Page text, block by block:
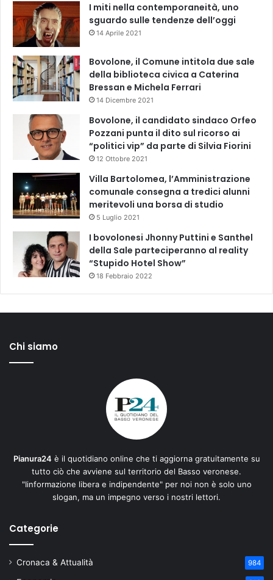
I miti nella contemporaneità, uno
sguardo sulle tendenze dell’oggi
14 Aprile 2021
Bovolone, il Comune intitola due sale
della biblioteca civica a Caterina
Bressan e Michela Ferrari
14 Dicembre 2021
Bovolone, il candidato sindaco Orfeo
Pozzani punta il dito sul ricorso ai
“politici vip” da parte di Silvia Fiorini
12 Ottobre 2021
Villa Bartolomea, l’Amministrazione
comunale consegna a tredici alunni
meritevoli una borsa di studio
5 Luglio 2021
I bovolonesi Jhonny Puttini e Santhel
della Sale parteciperanno al reality
“Stupido Hotel Show”
18 Febbraio 2022
Chi siamo
Pianura24 è il quotidiano online che ti aggiorna gratuitamente su
tutto ciò che avviene sul territorio del Basso veronese.
"Iinformazione libera e indipendente" per noi non è solo uno
slogan, ma un impegno verso i nostri lettori.
Categorie
Cronaca & Attualità 984